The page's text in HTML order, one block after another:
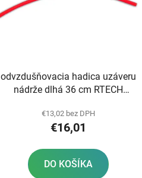
d
o
odvzdušňovacia hadica uzáveru
nádrže dlhá 36 cm RTECH
€13,02 bez DPH
€16,01
DO KOŠÍKA